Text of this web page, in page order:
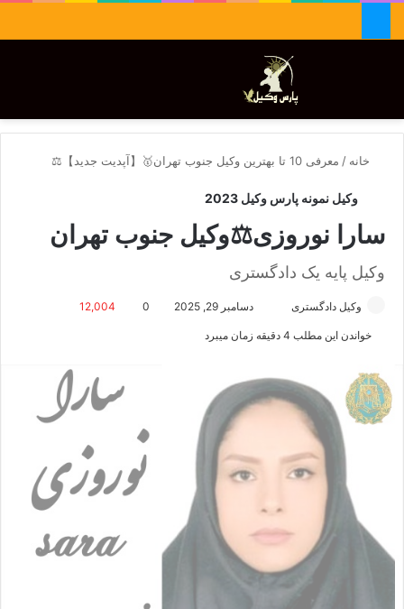
تغییر پوسته
خانه / معرفی 10 تا بهترین وکیل جنوب تهران🥇【آپدیت جدید】⚖️
وکیل نمونه پارس وکیل 2023
سارا نوروزی⚖️وکیل جنوب تهران
وکیل پایه یک دادگستری
وکیل دادگستری دسامبر 29, 2025 0
12,004
خواندن این مطلب 4 دقیقه زمان میبرد